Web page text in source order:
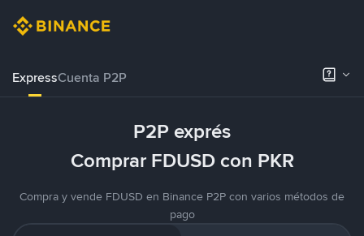
ExpressCuenta P2P
P2P exprés
Comprar FDUSD con PKR
Compra y vende FDUSD en Binance P2P con varios métodos de
pago